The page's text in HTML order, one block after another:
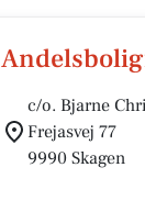
c/o. Bjarne
Frejasvej 77
9990 Skagen